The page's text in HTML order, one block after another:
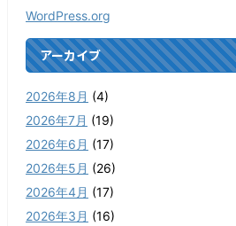
WordPress.org
アーカイブ
2026年8月 (4)
2026年7月 (19)
2026年6月 (17)
2026年5月 (26)
2026年4月 (17)
2026年3月 (16)